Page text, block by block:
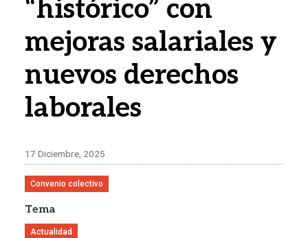
“histórico” con
mejoras salariales y
nuevos derechos
laborales
17 Diciembre, 2025
Convenio colectivo
Tema
Actualidad